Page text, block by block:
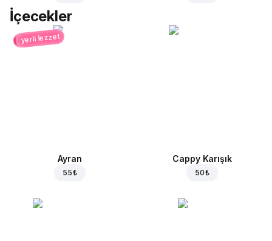
İçecekler
yerli lezzet
Ayran
55 ₺
Cappy Karışık
50 ₺